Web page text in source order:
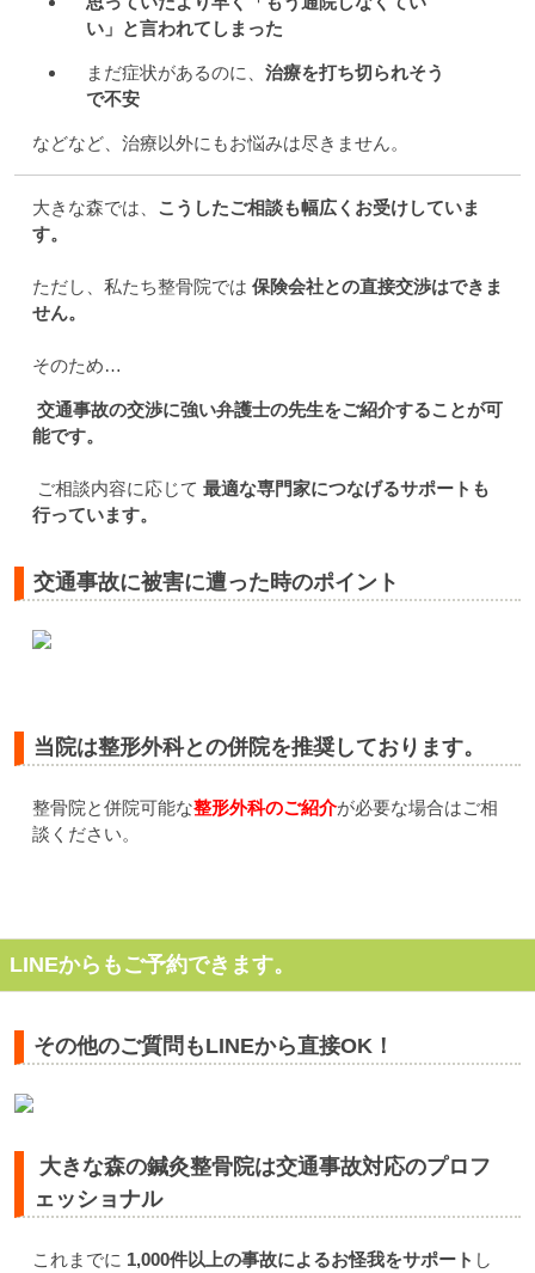
い」と言われてしまった
まだ症状があるのに、 治療を打ち切られそう
で不安
などなど、治療以外にもお悩みは尽きません。
大きな森では、 こうしたご相談も幅広くお受けしていま
す。
ただし、私たち整骨院では 保険会社との直接交渉はできま
せん。
そのため…
交通事故の交渉に強い弁護士の先生をご紹介することが可
能です。
ご相談内容に応じて 最適な専門家につなげるサポートも
行っています。
交通事故に被害に遭った時のポイント
当院は整形外科との併院を推奨しております。
整骨院と併院可能な整形外科のご紹介が必要な場合はご相
談ください。
LINEからもご予約できます。
その他のご質問もLINEから直接OK！
大きな森の鍼灸整骨院は交通事故対応のプロフ
ェッショナル
これまでに 1,000件以上の事故によるお怪我をサポート し